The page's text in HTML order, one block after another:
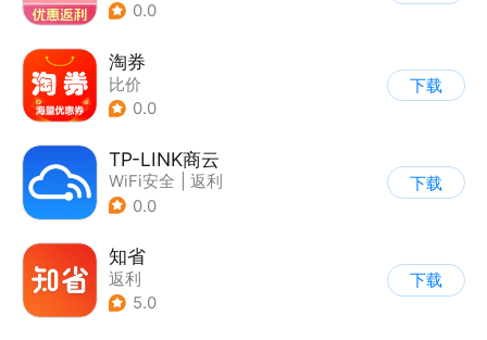
0.0
淘券
比价
0.0
下载
TP-LINK商云
WiFi安全
返利
0.0
下载
知省
返利
5.0
下载